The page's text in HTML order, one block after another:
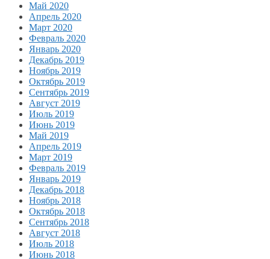
Май 2020
Апрель 2020
Март 2020
Февраль 2020
Январь 2020
Декабрь 2019
Ноябрь 2019
Октябрь 2019
Сентябрь 2019
Август 2019
Июль 2019
Июнь 2019
Май 2019
Апрель 2019
Март 2019
Февраль 2019
Январь 2019
Декабрь 2018
Ноябрь 2018
Октябрь 2018
Сентябрь 2018
Август 2018
Июль 2018
Июнь 2018